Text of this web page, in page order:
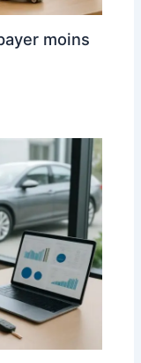
moins